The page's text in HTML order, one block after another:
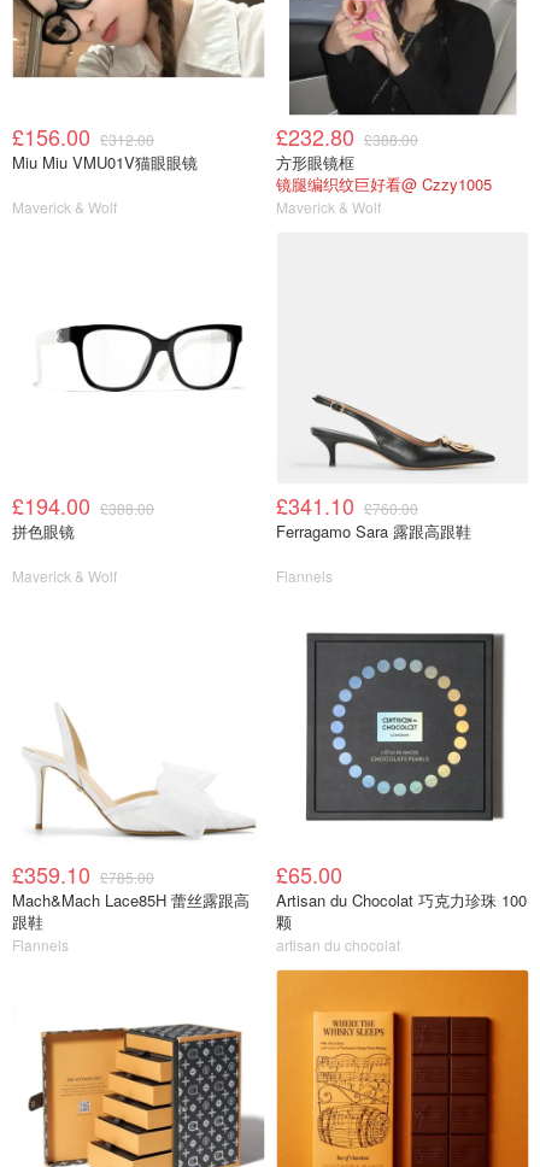
£156.00 £312.00
Miu Miu VMU01V猫眼眼镜
Maverick & Wolf
£232.80 £388.00
方形眼镜框
镜腿编织纹巨好看@ Czzy1005
Maverick & Wolf
£194.00 £388.00
拼色眼镜
Maverick & Wolf
£341.10 £760.00
Ferragamo Sara 露跟高跟鞋
Flannels
£359.10 £785.00
Mach&Mach Lace85H 蕾丝露跟高
跟鞋
Flannels
£65.00
Artisan du Chocolat 巧克力珍珠 100
颗
artisan du chocolat